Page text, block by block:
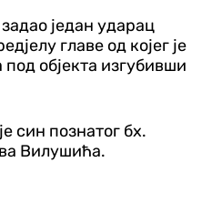
један ударац
главе од којег је
објекта изгубивши
син познатог бх.
Вилушића.